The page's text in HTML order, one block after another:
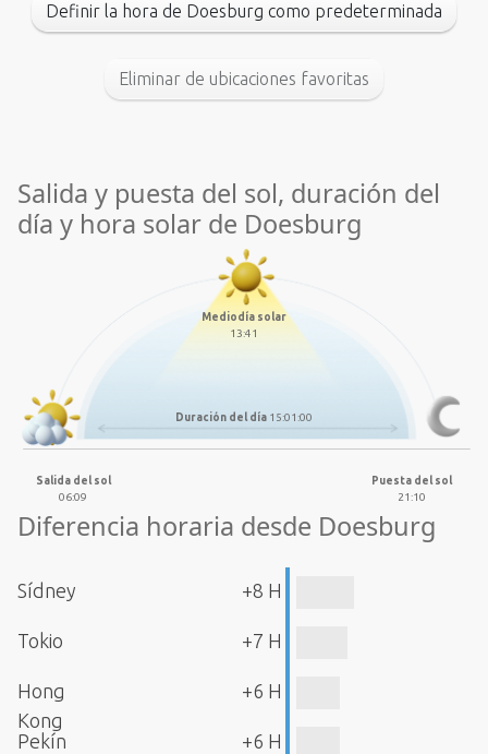
Definir la hora de Doesburg como predeterminada
Eliminar de ubicaciones favoritas
Salida y puesta del sol, duración del
día y hora solar de Doesburg
Mediodía solar
13:41
Duración del día 15:01:00
Salida del sol
06:09
Puesta del sol
21:10
Diferencia horaria desde Doesburg
Sídney +8 H
Tokio +7 H
Hong
Kong
+6 H
Pekín +6 H